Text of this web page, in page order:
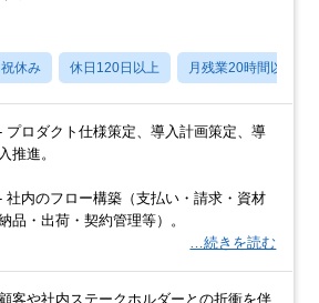
休み 休日120日以上 月残業20時間以内
プロダクト仕様策定、導入計画策定、導
入推進。
社内のフロー構築（支払い・請求・資材
品・出荷・契約管理等）。
…続きを読む
客や社内ステークホルダーとの折衝を伴